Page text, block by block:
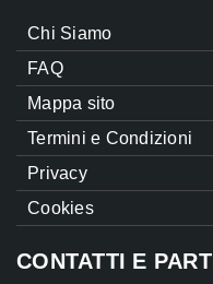
Chi Siamo
FAQ
Mappa sito
Termini e Condizioni
Privacy
Cookies
CONTATTI E